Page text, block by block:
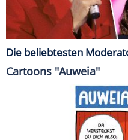
Die beliebtesten
Cartoons "Auweia"